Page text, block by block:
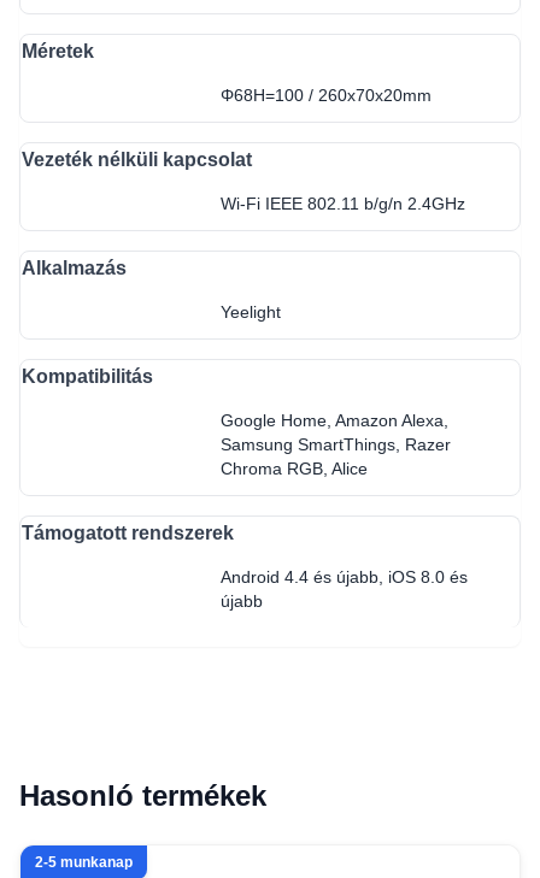
Méretek
Φ68H=100 / 260x70x20mm
Vezeték nélküli kapcsolat
Wi-Fi IEEE 802.11 b/g/n 2.4GHz
Alkalmazás
Yeelight
Kompatibilitás
Google Home, Amazon Alexa,
Samsung SmartThings, Razer
Chroma RGB, Alice
Támogatott rendszerek
Android 4.4 és újabb, iOS 8.0 és
újabb
Hasonló termékek
2-5 munkanap